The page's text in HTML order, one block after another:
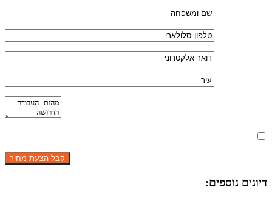
דיונים נוספים: